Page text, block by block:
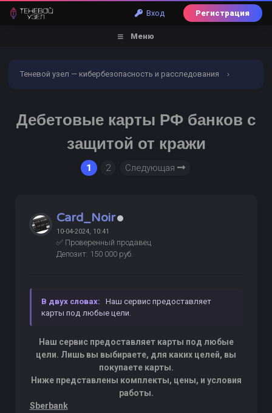
Вход Регистрация
Меню
Теневой узел — кибербезопасность и расследования ›
ПРОВЕРЕНО
Дебетовые карты РФ банков с
защитой от кражи
1 2 Следующая
Card_Noir
10-04-2024, 10:41
✅ Проверенный продавец
Депозит: 150 000 руб.
В двух словах:
Наш сервис предоставляет
карты под любые цели.
Наш сервис предоставляет карты под любые
цели. Лишь вы выбираете, для каких целей, вы
покупаете карты.
Ниже представлены комплекты, цены, и условия
работы.
Sberbank